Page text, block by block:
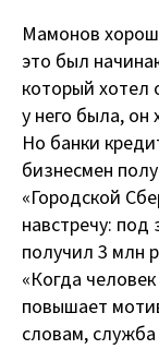
Мамонов
это был
который хотел
у него была,
Но банки
бизнесмен
«Городской
навстречу:
получил 3 млн
«Когда
повышает
словам,